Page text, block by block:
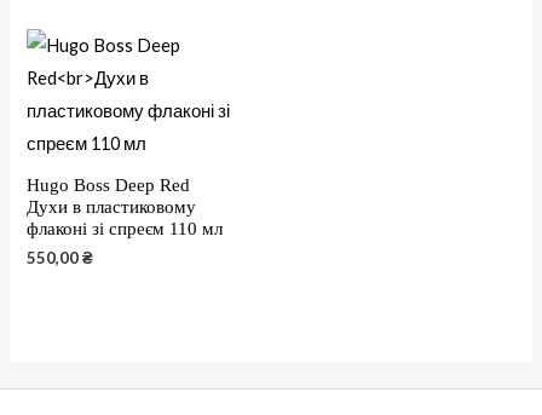
Hugo Boss Deep Red
Духи в пластиковому
флаконі зі спреєм 110 мл
550,00₴